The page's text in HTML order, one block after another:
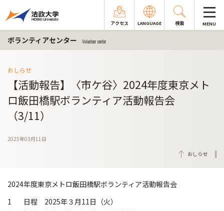
アクセス LANGUAGE 検索 MENU
ボランティアセンター Volunteer center
おしらせ
【活動報告】〈市ケ谷〉2024年度東京メト
ロ飯田橋駅ボランティア活動報告会
（3/11）
2025年03月11日
おしらせ
2024年度東京メトロ飯田橋駅ボランティア活動報告会
1 日程 2025年３月11日（火）